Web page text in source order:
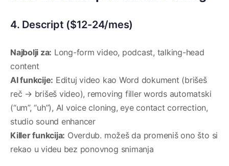
4. Descript ($12-24/mes)
Najbolji za: Long-form video, podcast, talking-head
content
AI funkcije: Edituj video kao Word dokument (brišeš
reč → brišeš video), removing filler words automatski
(“um”, “uh”), AI voice cloning, eye contact correction,
studio sound enhancer
Killer funkcija: Overdub. možeš da promeniš ono što si
rekao u videu bez ponovnog snimanja